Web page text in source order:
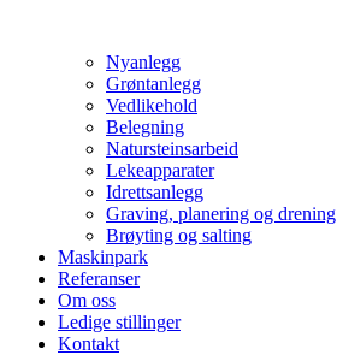
Nyanlegg
Grøntanlegg
Vedlikehold
Belegning
Natursteinsarbeid
Lekeapparater
Idrettsanlegg
Graving, planering og drening
Brøyting og salting
Maskinpark
Referanser
Om oss
Ledige stillinger
Kontakt